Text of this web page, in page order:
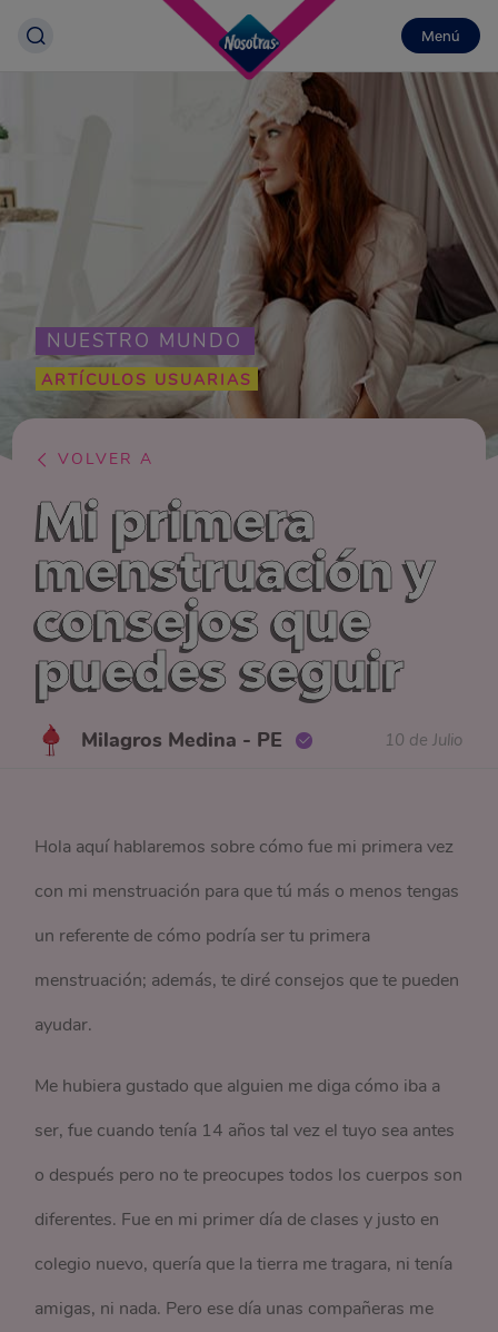
Menú
NUESTRO MUNDO
ARTÍCULOS USUARIAS
VOLVER A
Mi primera
menstruación y
consejos que
puedes seguir
Milagros Medina - PE 10 de Julio
Hola aquí hablaremos sobre cómo fue mi primera vez
con mi menstruación para que tú más o menos tengas
un referente de cómo podría ser tu primera
menstruación; además, te diré consejos que te pueden
ayudar.
Me hubiera gustado que alguien me diga cómo iba a
ser, fue cuando tenía 14 años tal vez el tuyo sea antes
o después pero no te preocupes todos los cuerpos son
diferentes. Fue en mi primer día de clases y justo en
colegio nuevo, quería que la tierra me tragara, ni tenía
amigas, ni nada. Pero ese día unas compañeras me